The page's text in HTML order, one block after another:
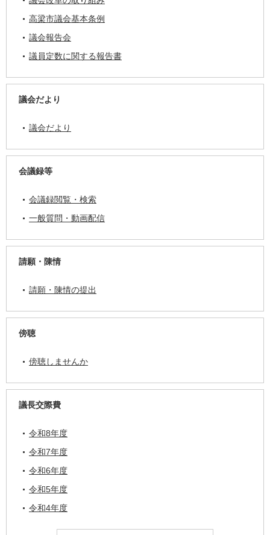
高梁市議会基本条例
議会報告会
議員定数に関する報告書
議会だより
議会だより
会議録等
会議録閲覧・検索
一般質問・動画配信
請願・陳情
請願・陳情の提出
傍聴
傍聴しませんか
議長交際費
令和8年度
令和7年度
令和6年度
令和5年度
令和4年度